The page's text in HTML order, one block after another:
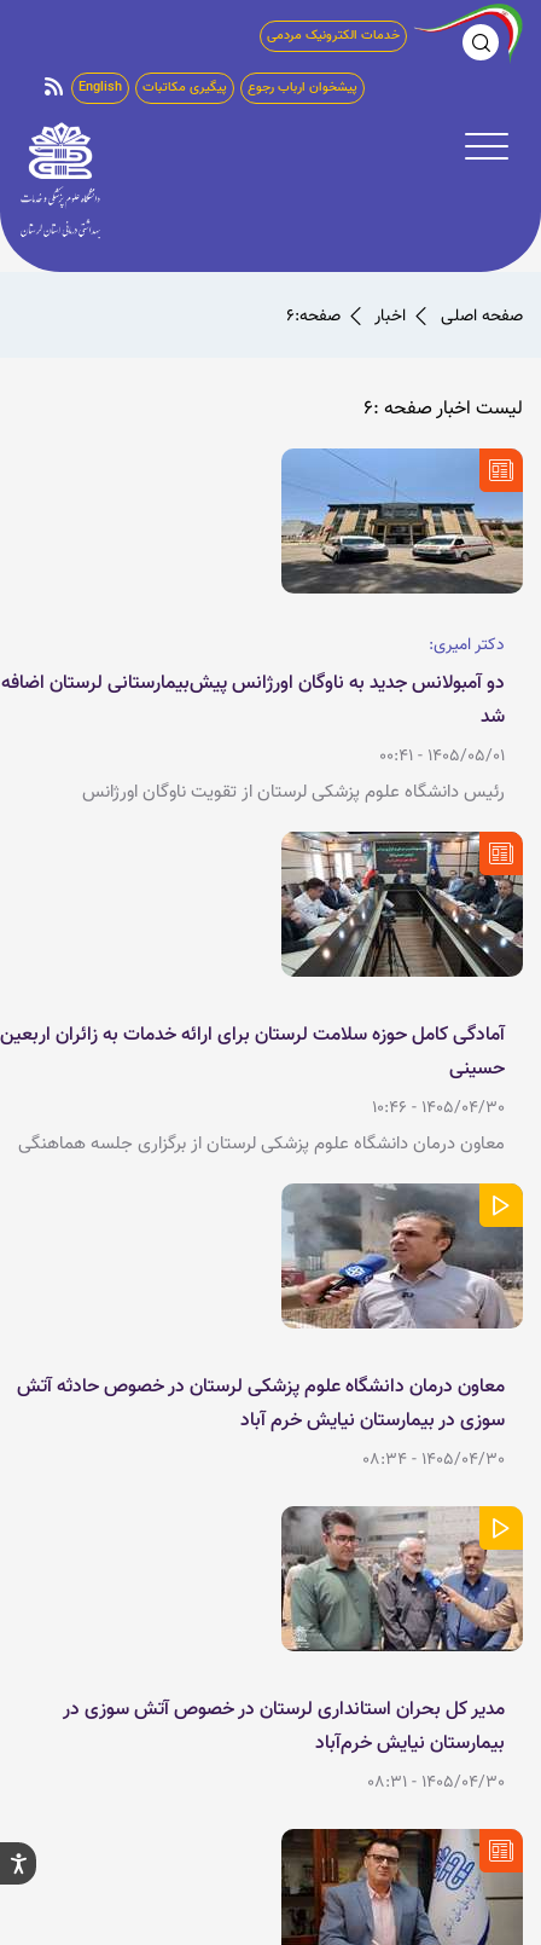
خدمات الکترونیک مردمی
English پیگیری مکاتبات پیشخوان ارباب رجوع
صفحه اصلی اخبار صفحه:6
لیست اخبار صفحه :6
دکتر امیری:
دو آمبولانس جدید به ناوگان اورژانس پیش‌بیمارستانی لرستان اضافه
شد
1405/05/01 - 00:41
رئیس دانشگاه علوم پزشکی لرستان از تقویت ناوگان اورژانس
آمادگی کامل حوزه سلامت لرستان برای ارائه خدمات به زائران اربعین
حسینی
1405/04/30 - 10:46
معاون درمان دانشگاه علوم پزشکی لرستان از برگزاری جلسه هماهنگی
مرتبط با حوزه بهداشت و درمان دانشگاه علوم پزشکی لرستان در ایام
اربعین، خدمات خود را به‌صورت ویژه و با حداکثر آمادگی به زائران ارائه
خواهند کرد.
معاون درمان دانشگاه علوم پزشکی لرستان در خصوص حادثه آتش
سوزی در بیمارستان نیایش خرم آباد
1405/04/30 - 08:34
مدیر کل بحران استانداری لرستان در خصوص آتش سوزی در
بیمارستان نیایش خرم‌آباد
1405/04/30 - 08:31